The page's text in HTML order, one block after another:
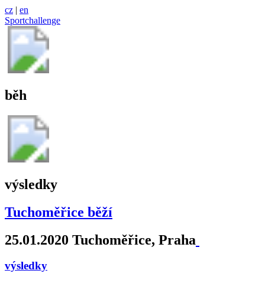
cz | en
Sportchallenge
běh
výsledky
Tuchoměřice běží
25.01.2020 Tuchoměřice, Praha
výsledky